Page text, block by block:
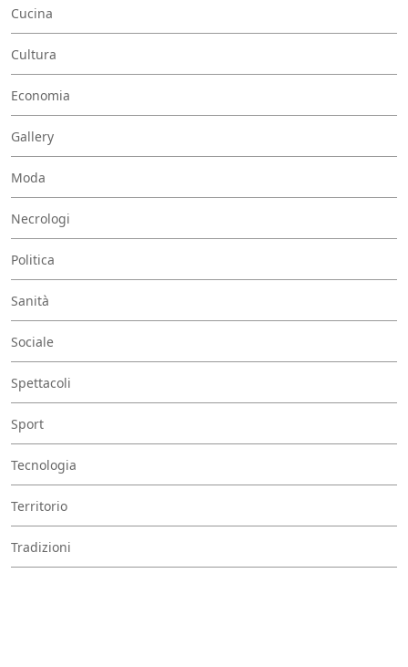
Cucina
Cultura
Economia
Gallery
Moda
Necrologi
Politica
Sanità
Sociale
Spettacoli
Sport
Tecnologia
Territorio
Tradizioni